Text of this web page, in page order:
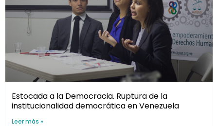
Estocada a la Democracia. Ruptura de la
institucionalidad democrática en Venezuela
Leer más »